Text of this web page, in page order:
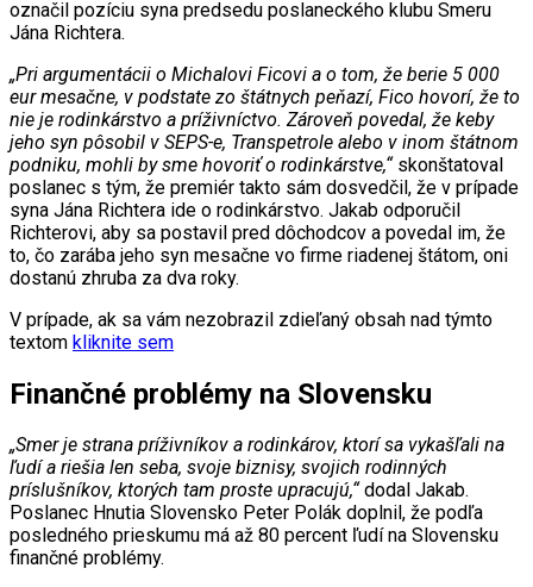
označil pozíciu syna predsedu poslaneckého klubu Smeru
Jána Richtera.
„Pri argumentácii o Michalovi Ficovi a o tom, že berie 5 000
eur mesačne, v podstate zo štátnych peňazí, Fico hovorí, že to
nie je rodinkárstvo a príživníctvo. Zároveň povedal, že keby
jeho syn pôsobil v SEPS-e, Transpetrole alebo v inom štátnom
podniku, mohli by sme hovoriť o rodinkárstve,“skonštatoval
poslanec s tým, že premiér takto sám dosvedčil, že v prípade
syna Jána Richtera ide o rodinkárstvo. Jakab odporučil
Richterovi, aby sa postavil pred dôchodcov a povedal im, že
to, čo zarába jeho syn mesačne vo firme riadenej štátom, oni
dostanú zhruba za dva roky.
V prípade, ak sa vám nezobrazil zdieľaný obsah nad týmto
textom kliknite sem
Finančné problémy na Slovensku
„Smer je strana príživníkov a rodinkárov, ktorí sa vykašľali na
ľudí a riešia len seba, svoje biznisy, svojich rodinných
príslušníkov, ktorých tam proste upracujú,“ dodal Jakab.
Poslanec Hnutia Slovensko Peter Polák doplnil, že podľa
posledného prieskumu má až 80 percent ľudí na Slovensku
finančné problémy.